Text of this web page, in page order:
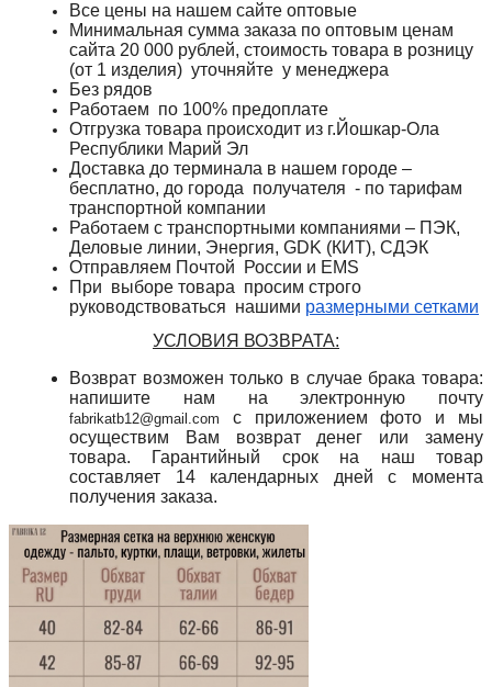
Все цены на нашем сайте оптовые
Минимальная сумма заказа по оптовым ценам
сайта 20 000 рублей, стоимость товара в розницу
(от 1 изделия) уточняйте у менеджера
Без рядов
Работаем по 100% предоплате
Отгрузка товара происходит из г.Йошкар-Ола
Республики Марий Эл
Доставка до терминала в нашем городе –
бесплатно, до города получателя - по тарифам
транспортной компании
Работаем с транспортными компаниями – ПЭК,
Деловые линии, Энергия, GDK (КИТ), СДЭК
Отправляем Почтой России и EMS
При выборе товара просим строго
руководствоваться нашими размерными сетками
УСЛОВИЯ ВОЗВРАТА:
Возврат возможен только в случае брака товара:
напишите нам на электронную почту
fabrikatb12@gmail.com
с приложением фото и мы
осуществим Вам возврат денег или замену
товара. Гарантийный срок на наш товар
составляет 14 календарных дней с момента
получения заказа.